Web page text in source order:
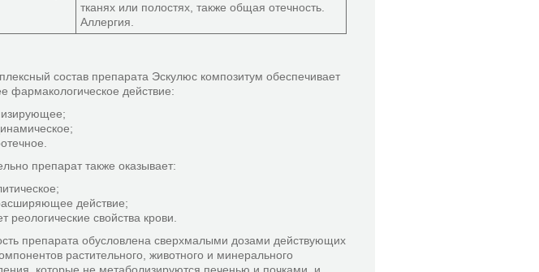
тканях или полостях, также общая отечность.
Аллергия.
состав препарата Эскулюс композитум обеспечивает
фармакологическое действие:
препарат также оказывает:
действие;
реологические свойства крови.
препарата обусловлена сверхмалыми дозами действующих
растительного, животного и минерального